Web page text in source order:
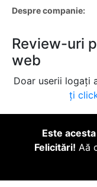
Despre companie:
Review-uri
web
Doar userii logați
ți
Este
Felicitări! Aă